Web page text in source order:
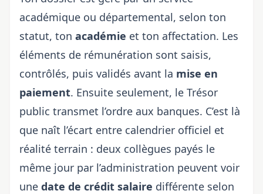
académique ou départemental, selon ton
statut, ton académie et ton affectation. Les
éléments de rémunération sont saisis,
contrôlés, puis validés avant la mise en
paiement. Ensuite seulement, le Trésor
public transmet l’ordre aux banques. C’est là
que naît l’écart entre calendrier officiel et
réalité terrain : deux collègues payés le
même jour par l’administration peuvent voir
une date de crédit salaire différente selon